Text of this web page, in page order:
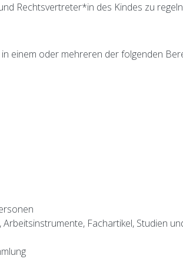
Rechtsvertreter*in des Kindes zu
einem oder mehreren der folgenden
Fachartikel, Studien